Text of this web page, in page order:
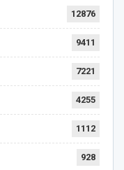
12876
9411
7221
4255
1112
928